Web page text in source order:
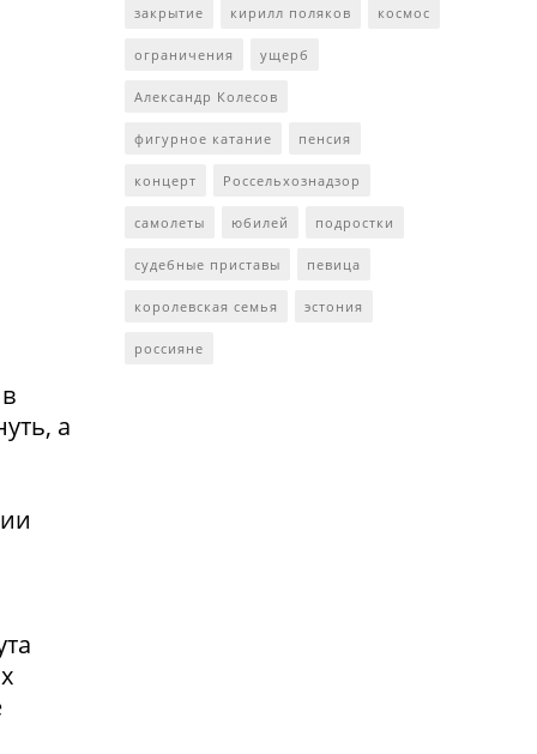
а
закрытие кирилл поляков космос
ограничения ущерб
Александр Колесов
фигурное катание пенсия
концерт Россельхознадзор
самолеты юбилей подростки
судебные приставы певица
королевская семья эстония
россияне